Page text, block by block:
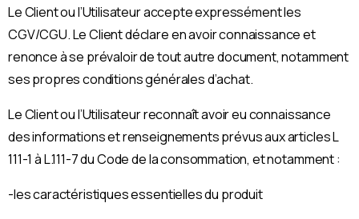
Le Client ou l’Utilisateur accepte expressément les
CGV/CGU. Le Client déclare en avoir connaissance et
renonce à se prévaloir de tout autre document, notamment
ses propres conditions générales d’achat.
Le Client ou l’Utilisateur reconnaît avoir eu connaissance
des informations et renseignements prévus aux articles L
111-1 à L.111-7 du Code de la consommation, et notamment :
-les caractéristiques essentielles du produit